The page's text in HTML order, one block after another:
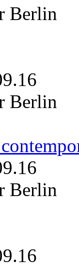
Berlin
Berlin
Berlin